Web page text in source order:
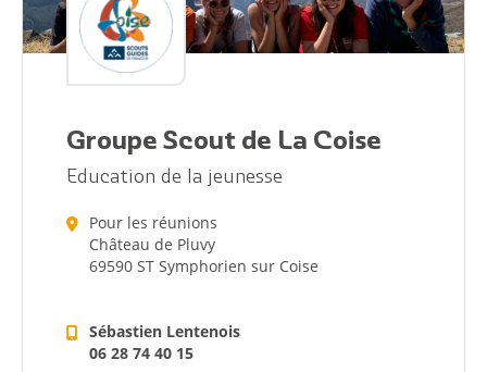
Groupe Scout de La Coise
Education de la jeunesse
Pour les réunions
Château de Pluvy
69590 ST Symphorien sur Coise
Sébastien Lentenois
06 28 74 40 15
Pratique
Dynamique
Démarches
Annuaire
Agenda